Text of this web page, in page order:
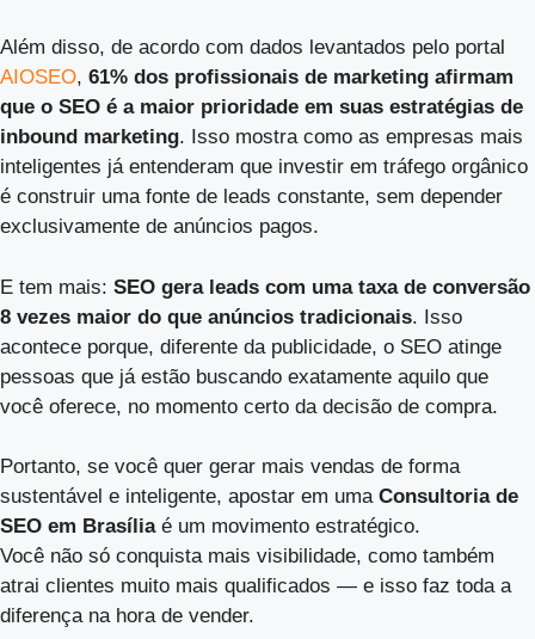
Além disso, de acordo com dados levantados pelo portal
AIOSEO, 61% dos profissionais de marketing afirmam
que o SEO é a maior prioridade em suas estratégias de
inbound marketing. Isso mostra como as empresas mais
inteligentes já entenderam que investir em tráfego orgânico
é construir uma fonte de leads constante, sem depender
exclusivamente de anúncios pagos.
E tem mais: SEO gera leads com uma taxa de conversão
8 vezes maior do que anúncios tradicionais. Isso
acontece porque, diferente da publicidade, o SEO atinge
pessoas que já estão buscando exatamente aquilo que
você oferece, no momento certo da decisão de compra.
Portanto, se você quer gerar mais vendas de forma
sustentável e inteligente, apostar em uma Consultoria de
SEO em Brasíliaé um movimento estratégico.
Você não só conquista mais visibilidade, como também
atrai clientes muito mais qualificados — e isso faz toda a
diferença na hora de vender.